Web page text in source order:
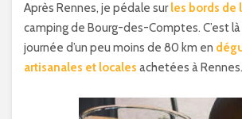
Après Rennes, je pédale surles bords de
camping de Bourg-des-Comptes. C’est
journée d’un peu moins de 80 km en
artisanales et locales achetées à Rennes.